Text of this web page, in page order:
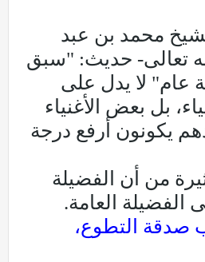
محمد بن عبد
تعالى- حديث: "سبق
عام" لا يدل على
بل بعض الأغنياء
يكونون أرفع درجة
من أن الفضيلة
الفضيلة العامة.
صدقة التطوع،